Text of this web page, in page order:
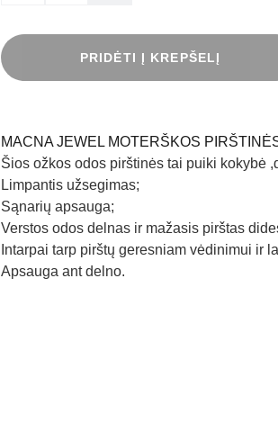
PRIDĖTI Į KREPŠELĮ
MACNA JEWEL MOTERŠKOS
Šios ožkos odos pirštinės tai puiki kokybė
Limpantis užsegimas;
Sąnarių apsauga;
Verstos odos delnas ir mažasis pirštas
Intarpai tarp pirštų geresniam vėdinimui ir
Apsauga ant delno.